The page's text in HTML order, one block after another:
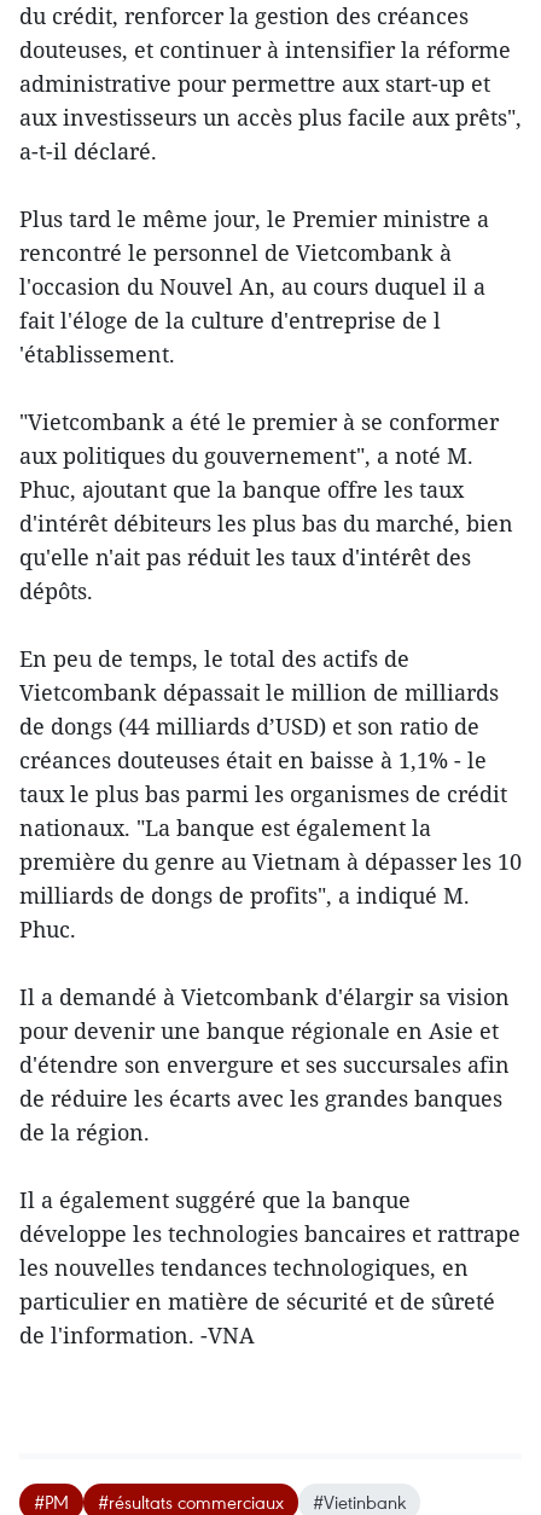
du crédit, renforcer la gestion des créances
douteuses, et continuer à intensifier la réforme
administrative pour permettre aux start-up et
aux investisseurs un accès plus facile aux prêts",
a-t-il déclaré.
Plus tard le même jour, le Premier ministre a
rencontré le personnel de Vietcombank à
l'occasion du Nouvel An, au cours duquel il a
fait l'éloge de la culture d'entreprise de l​
'établissement.
"Vietcombank a été le premier à se conformer
aux politiques du gouvernement", a noté M.
Phuc, ajoutant que la banque offre les taux
d'intérêt débiteurs les plus bas du marché, bien
qu'elle n'ait pas réduit les taux d'intérêt des
dépôts.
En peu de temps, le total des actifs de
Vietcombank dépassait le million de milliards
de dongs (44 milliards d’USD) et son ratio de
créances douteuses était en baisse à 1,1% - le
taux le plus bas parmi les ​organismes de crédit
nationaux. "La banque est également la
première du genre au Vietnam à dépasser les 10
milliards de dongs de profits", a indiqué M.
Phuc.
Il a demandé à Vietcombank d'élargir sa vision
pour devenir une banque régionale en Asie et
d'étendre son envergure et ses succursales afin
de réduire les écarts avec les grandes banques
de la région.
Il a également suggéré que la banque
développe les technologies bancaires et rattrape
les nouvelles tendances technologiques, en
particulier en matière de sécurité et de sûreté
de l'information. -VNA
#PM #résultats commerciaux #Vietinbank